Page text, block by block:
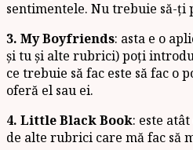
sentimentele. Nu trebuie să-ți
3. My Boyfriends: asta e o
și tu și alte rubrici) poți
ce trebuie să fac este să fac
oferă el sau ei.
4. Little Black Book: este
de alte rubrici care mă fac să